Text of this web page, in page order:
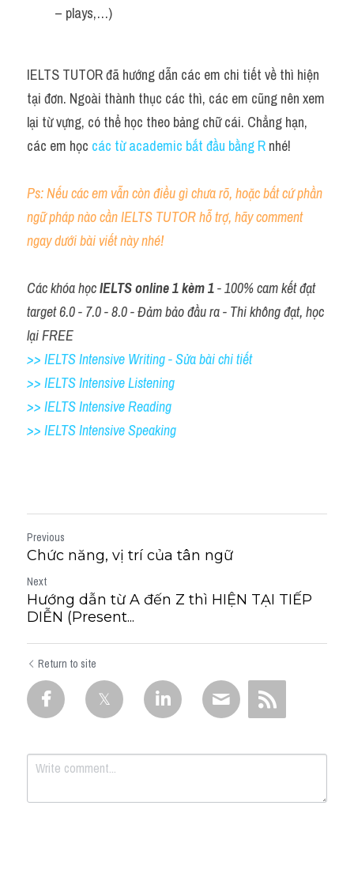
– plays,…)
IELTS TUTOR đã hướng dẫn các em chi tiết về thì hiện
tại đơn. Ngoài thành thục các thì, các em cũng nên xem
lại từ vựng, có thể học theo bảng chữ cái. Chẳng hạn,
các em học các từ academic bắt đầu bằng R nhé!
Ps: Nếu các em vẫn còn điều gì chưa rõ, hoặc bất cứ phần
ngữ pháp nào cần IELTS TUTOR hỗ trợ, hãy comment
ngay dưới bài viết này nhé!
Các khóa học IELTS online 1 kèm 1 - 100% cam kết đạt
target 6.0 - 7.0 - 8.0 - Đảm bảo đầu ra - Thi không đạt, học
lại FREE
>> IELTS Intensive Writing - Sửa bài chi tiết
>> IELTS Intensive Listening
>> IELTS Intensive Reading
>> IELTS Intensive Speaking
Previous
Chức năng, vị trí của tân ngữ
Next
Hướng dẫn từ A đến Z thì HIỆN TẠI TIẾP
DIỄN (Present...
Return to site